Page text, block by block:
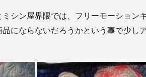
シン屋界隈では、フリーモーション
にならないだろうかという事で少し